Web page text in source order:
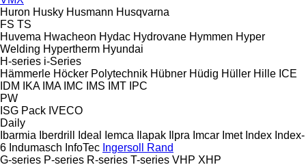
Huron Husky Husmann Husqvarna
FS TS
Huvema Hwacheon Hydac Hydrovane Hymmen Hyper
Welding Hypertherm Hyundai
H-series i-Series
Hämmerle Höcker Polytechnik Hübner Hüdig Hüller Hille ICE
IDM
IKA IMA IMC IMS IMT IPC
PW
ISG Pack IVECO
Daily
Ibarmia
Iberdrill Ideal Iemca Ilapak Ilpra Imcar Imet Index Index-
6 Indumasch InfoTec Ingersoll Rand
G-series P-series R-series T-series VHP XHP